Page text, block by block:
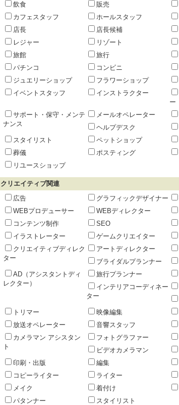
飲食
販売
カフェスタッフ
ホールスタッフ
店長
店長候補
レジャー
リゾート
旅館
旅行
パチンコ
コンビニ
ジュエリーショップ
フラワーショップ
イベントスタッフ
インストラクター
ー
サポート・保守・メンテ
ナンス
メールオペレーター
ヘルプデスク
スタイリスト
ペットショップ
葬儀
ポスティング
リユースショップ
クリエイティブ関連
広告
グラフィックデザイナー
WEBプロデューサー
WEBディレクター
コンテンツ制作
SEO
イラストレーター
ゲームクリエイター
クリエイティブディレク
ター
アートディレクター
ブライダルプランナー
AD（アシスタントディ
レクター）
旅行プランナー
インテリアコーディネー
ター
トリマー
映像編集
放送オペレーター
音響スタッフ
カメラマン アシスタン
ト
フォトグラファー
ビデオカメラマン
印刷・出版
編集
コピーライター
ライター
メイク
着付け
パタンナー
スタイリスト